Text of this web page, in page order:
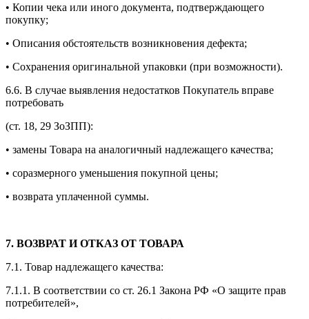
• Копии чека или иного документа, подтверждающего
покупку;
• Описания обстоятельств возникновения дефекта;
• Сохранения оригинальной упаковки (при возможности).
6.6. В случае выявления недостатков Покупатель вправе
потребовать
(ст. 18, 29 ЗоЗПП):
• замены Товара на аналогичный надлежащего качества;
• соразмерного уменьшения покупной цены;
• возврата уплаченной суммы.
7. ВОЗВРАТ И ОТКАЗ ОТ ТОВАРА
7.1. Товар надлежащего качества:
7.1.1. В соответствии со ст. 26.1 Закона РФ «О защите прав
потребителей»,